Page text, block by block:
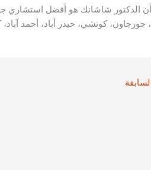
الدكتور شاشانك هو أفضل استشاري جراحة
جورجاون، كوتشي، حيدر أباد، أحمد آباد،